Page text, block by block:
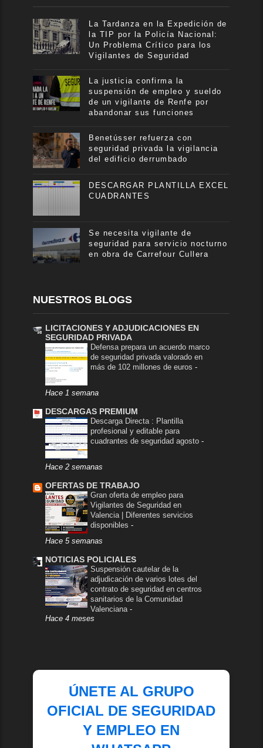
La Tardanza en la Expedición de
la TIP por la Policía Nacional:
Un Problema Crítico para los
Vigilantes de Seguridad
La justicia confirma la
suspensión de empleo y sueldo
de un vigilante de Renfe por
abandonar sus funciones
Benetússer refuerza con
seguridad privada la vigilancia
del edificio derrumbado
DESCARGAR PLANTILLA EXCEL
CUADRANTES
Se necesita vigilante de
seguridad para servicio nocturno
en obra de Carrefour Cullera
NUESTROS BLOGS
LICITACIONES Y ADJUDICACIONES EN
SEGURIDAD PRIVADA
Defensa prepara un acuerdo marco
de seguridad privada valorado en
más de 102 millones de euros-
Hace 1 semana
DESCARGAS PREMIUM
Descarga Directa : Plantilla
profesional y editable para
cuadrantes de seguridad agosto-
Hace 2 semanas
OFERTAS DE TRABAJO
Gran oferta de empleo para
Vigilantes de Seguridad en
Valencia | Diferentes servicios
disponibles-
Hace 5 semanas
NOTICIAS POLICIALES
Suspensión cautelar de la
adjudicación de varios lotes del
contrato de seguridad en centros
sanitarios de la Comunidad
Valenciana-
Hace 4 meses
ÚNETE AL GRUPO
OFICIAL DE SEGURIDAD
Y EMPLEO EN